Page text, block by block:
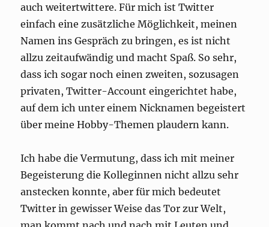
auch weitertwittere. Für mich ist Twitter
einfach eine zusätzliche Möglichkeit, meinen
Namen ins Gespräch zu bringen, es ist nicht
allzu zeitaufwändig und macht Spaß. So sehr,
dass ich sogar noch einen zweiten, sozusagen
privaten, Twitter-Account eingerichtet habe,
auf dem ich unter einem Nicknamen begeistert
über meine Hobby-Themen plaudern kann.
Ich habe die Vermutung, dass ich mit meiner
Begeisterung die Kolleginnen nicht allzu sehr
anstecken konnte, aber für mich bedeutet
Twitter in gewisser Weise das Tor zur Welt,